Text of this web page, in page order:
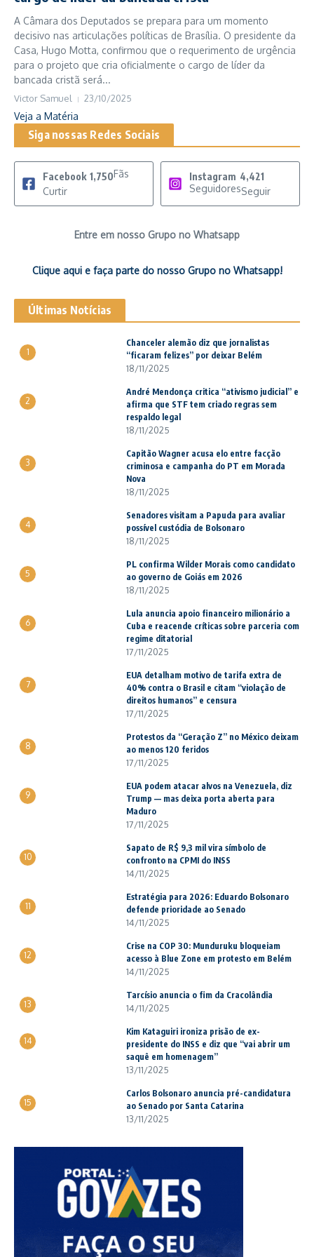
A Câmara dos Deputados se prepara para um momento
decisivo nas articulações políticas de Brasília. O presidente da
Casa, Hugo Motta, confirmou que o requerimento de urgência
para o projeto que cria oficialmente o cargo de líder da
bancada cristã será...
Victor Samuel 23/10/2025
Veja a Matéria
Siga nossas Redes Sociais
Facebook 1,750Fãs
Curtir
Instagram 4,421
SeguidoresSeguir
Entre em nosso Grupo no Whatsapp
Clique aqui e faça parte do nosso Grupo no Whatsapp!
Últimas Notícias
1
Chanceler alemão diz que jornalistas
“ficaram felizes” por deixar Belém
18/11/2025
2
André Mendonça critica “ativismo judicial” e
afirma que STF tem criado regras sem
respaldo legal
18/11/2025
3
Capitão Wagner acusa elo entre facção
criminosa e campanha do PT em Morada
Nova
18/11/2025
4
Senadores visitam a Papuda para avaliar
possível custódia de Bolsonaro
18/11/2025
5
PL confirma Wilder Morais como candidato
ao governo de Goiás em 2026
18/11/2025
6
Lula anuncia apoio financeiro milionário a
Cuba e reacende críticas sobre parceria com
regime ditatorial
17/11/2025
7
EUA detalham motivo de tarifa extra de
40% contra o Brasil e citam “violação de
direitos humanos” e censura
17/11/2025
8
Protestos da “Geração Z” no México deixam
ao menos 120 feridos
17/11/2025
9
EUA podem atacar alvos na Venezuela, diz
Trump — mas deixa porta aberta para
Maduro
17/11/2025
10
Sapato de R$ 9,3 mil vira símbolo de
confronto na CPMI do INSS
14/11/2025
11
Estratégia para 2026: Eduardo Bolsonaro
defende prioridade ao Senado
14/11/2025
12
Crise na COP 30: Munduruku bloqueiam
acesso à Blue Zone em protesto em Belém
14/11/2025
13
Tarcísio anuncia o fim da Cracolândia
14/11/2025
14
Kim Kataguiri ironiza prisão de ex-
presidente do INSS e diz que “vai abrir um
saquê em homenagem”
13/11/2025
15
Carlos Bolsonaro anuncia pré-candidatura
ao Senado por Santa Catarina
13/11/2025